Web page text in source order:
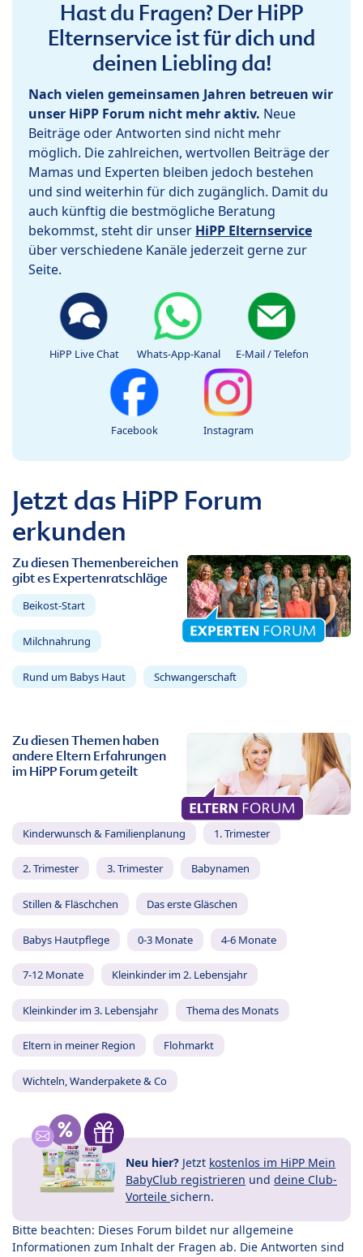
Hast du Fragen? Der HiPP
Elternservice ist für dich und
deinen Liebling da!
Nach vielen gemeinsamen Jahren betreuen wir
unser HiPP Forum nicht mehr aktiv. Neue
Beiträge oder Antworten sind nicht mehr
möglich. Die zahlreichen, wertvollen Beiträge der
Mamas und Experten bleiben jedoch bestehen
und sind weiterhin für dich zugänglich. Damit du
auch künftig die bestmögliche Beratung
bekommst, steht dir unser HiPP Elternservice
über verschiedene Kanäle jederzeit gerne zur
Seite.
HiPP Live Chat Whats-App-Kanal E-Mail / Telefon
Facebook Instagram
Jetzt das HiPP Forum
erkunden
Zu diesen Themenbereichen
gibt es Expertenratschläge
Beikost-Start
Milchnahrung
Rund um Babys Haut Schwangerschaft
Zu diesen Themen haben
andere Eltern Erfahrungen
im HiPP Forum geteilt
Kinderwunsch & Familienplanung 1. Trimester
2. Trimester 3. Trimester Babynamen
Stillen & Fläschchen Das erste Gläschen
Babys Hautpflege 0-3 Monate 4-6 Monate
7-12 Monate Kleinkinder im 2. Lebensjahr
Kleinkinder im 3. Lebensjahr Thema des Monats
Eltern in meiner Region Flohmarkt
Wichteln, Wanderpakete & Co
Neu hier? Jetzt kostenlos im HiPP Mein
BabyClub registrieren und deine Club-
Vorteile sichern.
Bitte beachten: Dieses Forum bildet nur allgemeine
Informationen zum Inhalt der Fragen ab. Die Antworten sind